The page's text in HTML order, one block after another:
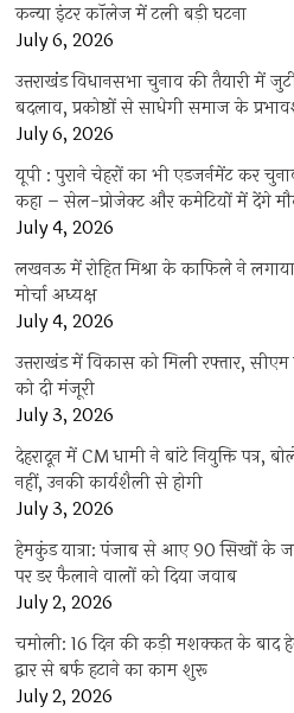
कन्या इंटर कॉलेज में टली बड़ी घटना
July 6, 2026
उत्तराखंंड विधानसभा चुनाव की तैयारी में
बदलाव, प्रकोष्ठों से साधेगी समाज के
July 6, 2026
यूपी : पुराने चेहरों का भी एडजर्नमेंट कर
कहा – सेल-प्रोजेक्ट और कमेटियों में देंगे
July 4, 2026
लखनऊ में रोहित मिश्रा के काफिले ने
मोर्चा अध्यक्ष
July 4, 2026
उत्तराखंड में विकास को मिली रफ्तार,
को दी मंजूरी
July 3, 2026
देहरादून में CM धामी ने बांटे नियुक्ति पत्र,
नहीं, उनकी कार्यशैली से होगी
July 3, 2026
हेमकुंड यात्रा: पंजाब से आए 90 सिखों के
पर डर फैलाने वालों को दिया जवाब
July 2, 2026
चमोली: 16 दिन की कड़ी मशक्कत के बाद
द्वार से बर्फ हटाने का काम शुरू
July 2, 2026